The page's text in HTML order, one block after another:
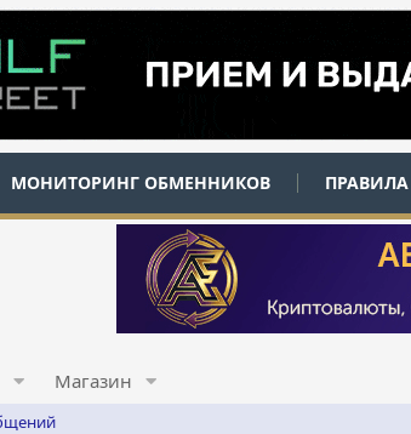
МОНИТОРИНГ ОБМЕННИКОВ ПРАВИЛА
Магазин